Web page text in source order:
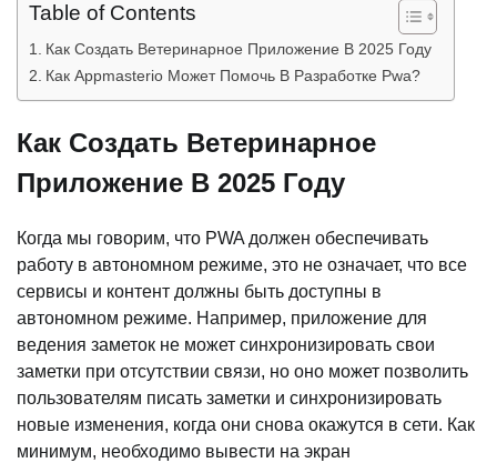
Table of Contents
Как Создать Ветеринарное Приложение В 2025 Году
Как Appmasterio Может Помочь В Разработке Pwa?
Как Создать Ветеринарное
Приложение В 2025 Году
Когда мы говорим, что PWA должен обеспечивать
работу в автономном режиме, это не означает, что все
сервисы и контент должны быть доступны в
автономном режиме. Например, приложение для
ведения заметок не может синхронизировать свои
заметки при отсутствии связи, но оно может позволить
пользователям писать заметки и синхронизировать
новые изменения, когда они снова окажутся в сети. Как
минимум, необходимо вывести на экран